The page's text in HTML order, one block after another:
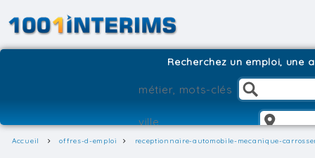
Recherchez un emploi, une
Accueil offres-d-emploi receptionnaire-automobile-mecanique-